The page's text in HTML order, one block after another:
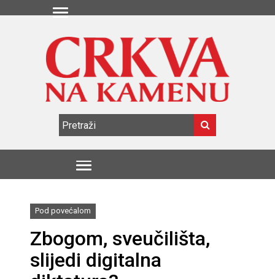
Pod povećalom
Zbogom, sveučilišta,
slijedi digitalna